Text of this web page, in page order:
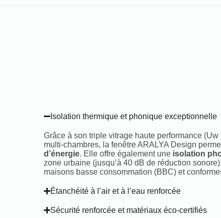
Isolation thermique et phonique exceptionnelle
Grâce à son triple vitrage haute performance (Uw
multi-chambres, la fenêtre ARALYA Design
d’énergie. Elle offre également une isolation
zone urbaine (jusqu’à 40 dB de réduction
maisons basse consommation (BBC) et
Étanchéité à l’air et à l’eau renforcée
Sécurité renforcée et matériaux éco-certifiés